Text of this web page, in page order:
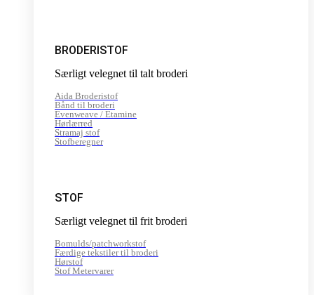
BRODERISTOF
Særligt velegnet til talt broderi
Aida Broderistof
Bånd til broderi
Evenweave / Etamine
Hørlærred
Stramaj stof
Stofberegner
STOF
Særligt velegnet til frit broderi
Bomulds/patchworkstof
Færdige tekstiler til broderi
Hørstof
Stof Metervarer